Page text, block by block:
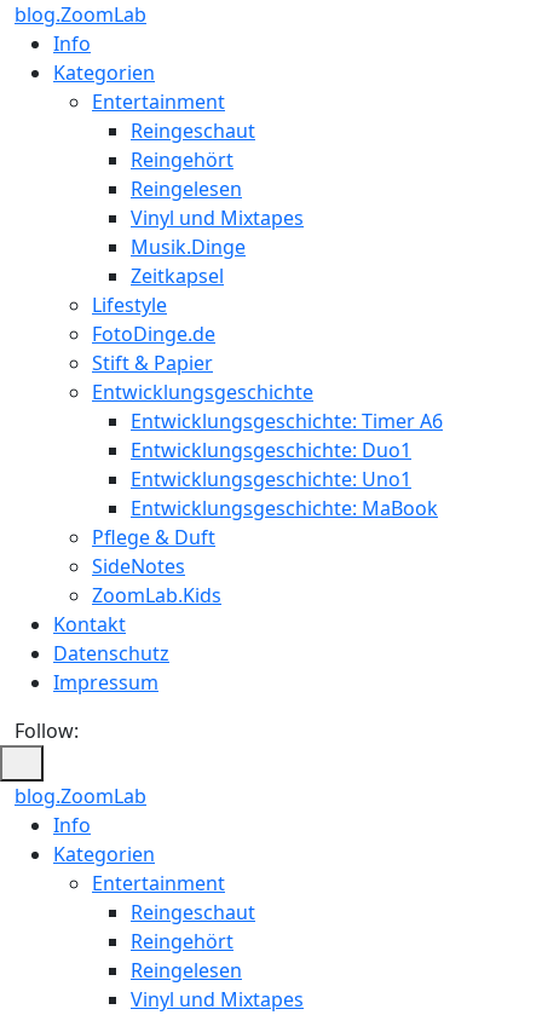
blog.ZoomLab
Info
Kategorien
Entertainment
Reingeschaut
Reingehört
Reingelesen
Vinyl und Mixtapes
Musik.Dinge
Zeitkapsel
Lifestyle
FotoDinge.de
Stift & Papier
Entwicklungsgeschichte
Entwicklungsgeschichte: Timer A6
Entwicklungsgeschichte: Duo1
Entwicklungsgeschichte: Uno1
Entwicklungsgeschichte: MaBook
Pflege & Duft
SideNotes
ZoomLab.Kids
Kontakt
Datenschutz
Impressum
Follow:
blog.ZoomLab
ZoomLab
//
Info
Kategorien
Entertainment
Reingeschaut
Reingehört
Reingelesen
Vinyl und Mixtapes